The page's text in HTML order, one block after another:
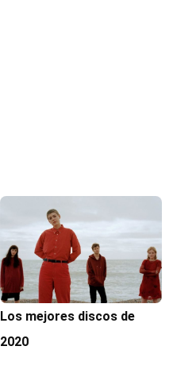
Los mejores discos de
2020